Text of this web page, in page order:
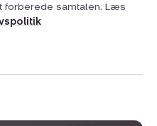
forberede samtalen. Læs